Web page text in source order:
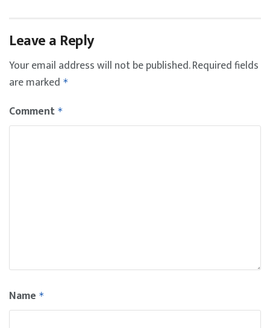
Leave a Reply
Your email address will not be published.Required fields
are marked *
Comment *
Name *